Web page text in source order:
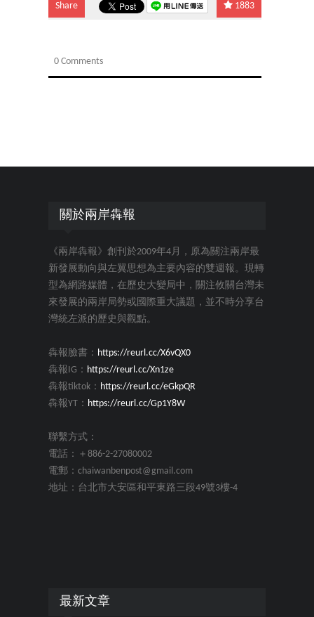
Share 1883
0 Comments
關於兩岸犇報
《兩岸犇報》創刊於2009年4月，原為關注兩岸最
新發展動向與左翼思想為主要內容的雙週報。現轉
型為網路媒體，在歷史大變局中，關注攸關台灣未
來發展的兩岸局勢或國際重大議題，並不時分享台
灣統左派的歷史與觀點。
犇報臉書： https://reurl.cc/X6vQX0
犇報IG： https://reurl.cc/Xn1ze
犇報tiktok： https://reurl.cc/eGkpQR
犇報YT： https://reurl.cc/Gp1Y8W
聯繫方式：
電話：＋886-2-27080002
電郵：chaiwanbenpost@gmail.com
地址：台北市大安區和平東路三段49號3樓-4
最新文章